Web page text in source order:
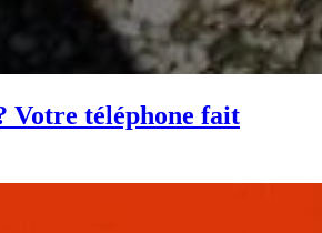
Votre téléphone fait